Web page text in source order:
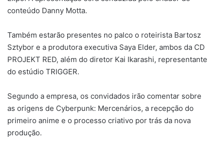
conteúdo Danny Motta.
Também estarão presentes no palco o roteirista Bartosz
Sztybor e a produtora executiva Saya Elder, ambos da CD
PROJEKT RED, além do diretor Kai Ikarashi, representante
do estúdio TRIGGER.
Segundo a empresa, os convidados irão comentar sobre
as origens de Cyberpunk: Mercenários, a recepção do
primeiro anime e o processo criativo por trás da nova
produção.